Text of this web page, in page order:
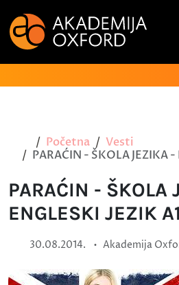
Početna
Vesti
PARAĆIN - ŠKOLA JEZIKA -
PARAĆIN - ŠKOLA
ENGLESKI JEZIK A1
30.08.2014. • Akademija